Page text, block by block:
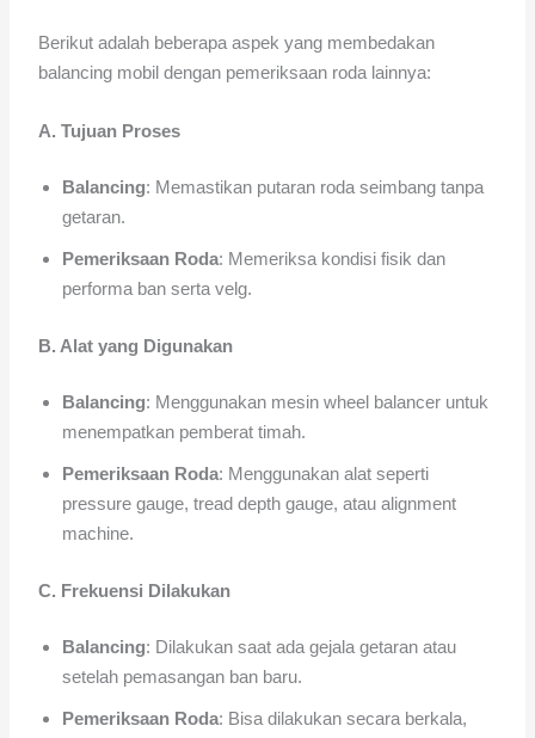
Berikut adalah beberapa aspek yang membedakan
balancing mobil dengan pemeriksaan roda lainnya:
A. Tujuan Proses
Balancing: Memastikan putaran roda seimbang tanpa
getaran.
Pemeriksaan Roda: Memeriksa kondisi fisik dan
performa ban serta velg.
B. Alat yang Digunakan
Balancing: Menggunakan mesin wheel balancer untuk
menempatkan pemberat timah.
Pemeriksaan Roda: Menggunakan alat seperti
pressure gauge, tread depth gauge, atau alignment
machine.
C. Frekuensi Dilakukan
Balancing: Dilakukan saat ada gejala getaran atau
setelah pemasangan ban baru.
Pemeriksaan Roda: Bisa dilakukan secara berkala,